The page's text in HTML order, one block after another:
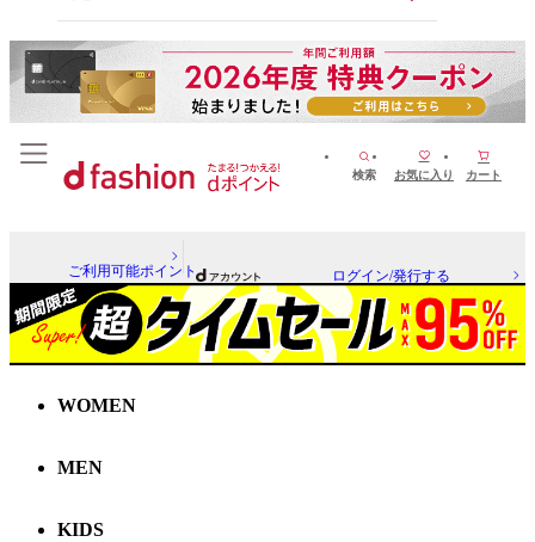
検索 お気に入り カート
ご利用可能ポイント ログイン/発行する
WOMEN
MEN
KIDS